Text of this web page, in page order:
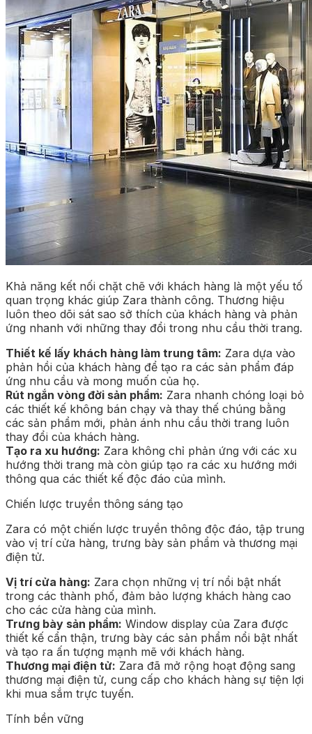
Khả năng kết nối chặt chẽ với khách hàng là một yếu tố
quan trọng khác giúp Zara thành công. Thương hiệu
luôn theo dõi sát sao sở thích của khách hàng và phản
ứng nhanh với những thay đổi trong nhu cầu thời trang.
Thiết kế lấy khách hàng làm trung tâm: Zara dựa vào
phản hồi của khách hàng để tạo ra các sản phẩm đáp
ứng nhu cầu và mong muốn của họ.
Rút ngắn vòng đời sản phẩm: Zara nhanh chóng loại bỏ
các thiết kế không bán chạy và thay thế chúng bằng
các sản phẩm mới, phản ánh nhu cầu thời trang luôn
thay đổi của khách hàng.
Tạo ra xu hướng: Zara không chỉ phản ứng với các xu
hướng thời trang mà còn giúp tạo ra các xu hướng mới
thông qua các thiết kế độc đáo của mình.
Chiến lược truyền thông sáng tạo
Zara có một chiến lược truyền thông độc đáo, tập trung
vào vị trí cửa hàng, trưng bày sản phẩm và thương mại
điện tử.
Vị trí cửa hàng: Zara chọn những vị trí nổi bật nhất
trong các thành phố, đảm bảo lượng khách hàng cao
cho các cửa hàng của mình.
Trưng bày sản phẩm: Window display của Zara được
thiết kế cẩn thận, trưng bày các sản phẩm nổi bật nhất
và tạo ra ấn tượng mạnh mẽ với khách hàng.
Thương mại điện tử: Zara đã mở rộng hoạt động sang
thương mại điện tử, cung cấp cho khách hàng sự tiện lợi
khi mua sắm trực tuyến.
Tính bền vững